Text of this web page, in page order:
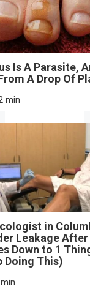
Is A Parasite,
A Drop Of
min
in
Leakage After
Down to 1
Doing This)